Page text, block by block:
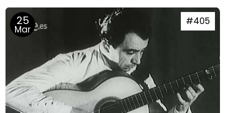
25
Mar
#405